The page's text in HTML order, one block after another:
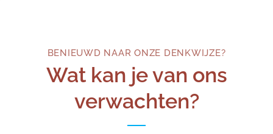
BENIEUWD NAAR ONZE DENKWIJZE?
Wat kan je van ons
verwachten?